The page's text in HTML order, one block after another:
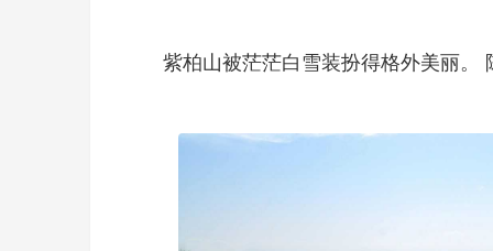
紫柏山被茫茫白雪装扮得格外美丽。